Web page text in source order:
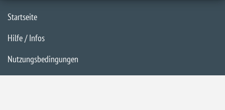
Startseite
Hilfe / Infos
Nutzungsbedingungen